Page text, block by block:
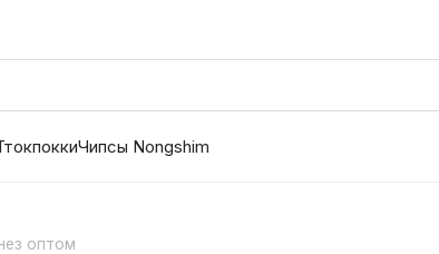
Чипсы Nongshim
оптом